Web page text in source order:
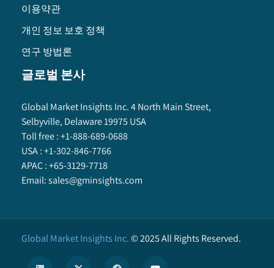
이용약관
개인 정보 보호 정책
연구 방법론
글로벌 본사
Global Market Insights Inc. 4 North Main Street,
Selbyville, Delaware 19975 USA
Toll free :+1-888-689-0688
USA :+1-302-846-7766
APAC :+65-3129-7718
Email:sales@gminsights.com
Global Market Insights Inc.©2025All Rights Reserved.